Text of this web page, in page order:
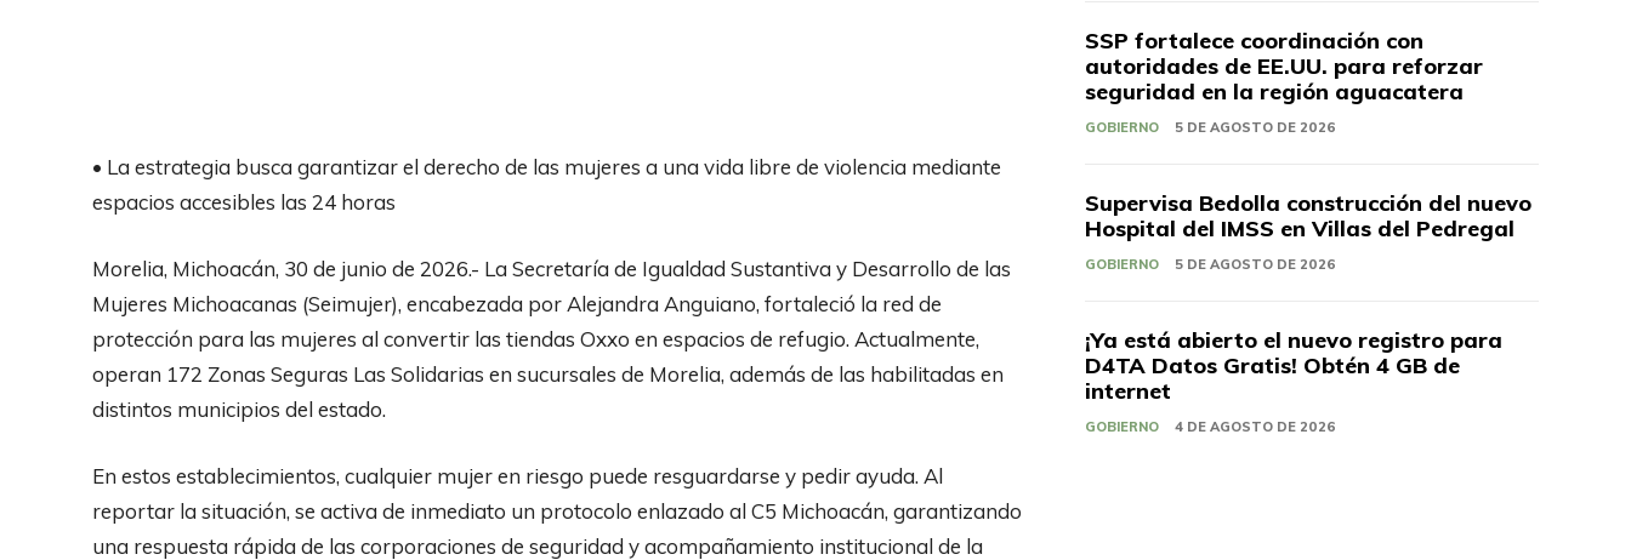
• La estrategia busca garantizar el derecho de las mujeres a una vida libre de violencia mediante
espacios accesibles las 24 horas
Morelia, Michoacán, 30 de junio de 2026.- La Secretaría de Igualdad Sustantiva y Desarrollo de las
Mujeres Michoacanas (Seimujer), encabezada por Alejandra Anguiano, fortaleció la red de
protección para las mujeres al convertir las tiendas Oxxo en espacios de refugio. Actualmente,
operan 172 Zonas Seguras Las Solidarias en sucursales de Morelia, además de las habilitadas en
distintos municipios del estado.
En estos establecimientos, cualquier mujer en riesgo puede resguardarse y pedir ayuda. Al
reportar la situación, se activa de inmediato un protocolo enlazado al C5 Michoacán, garantizando
una respuesta rápida de las corporaciones de seguridad y acompañamiento institucional de la
SSP fortalece coordinación con
autoridades de EE.UU. para reforzar
seguridad en la región aguacatera
GOBIERNO 5 DE AGOSTO DE 2026
Supervisa Bedolla construcción del nuevo
Hospital del IMSS en Villas del Pedregal
GOBIERNO 5 DE AGOSTO DE 2026
¡Ya está abierto el nuevo registro para
D4TA Datos Gratis! Obtén 4 GB de
internet
GOBIERNO 4 DE AGOSTO DE 2026